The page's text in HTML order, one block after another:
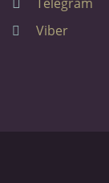
Viber